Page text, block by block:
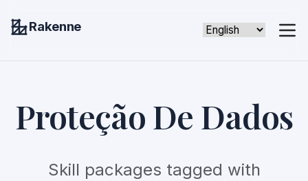
Rakenne
Proteção De Dados
Skill packages tagged with